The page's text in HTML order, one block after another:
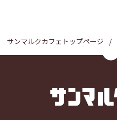
サンマルクカフェトップページ